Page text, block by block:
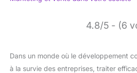
4.8/5 - (6
Dans un monde où le développement
à la survie des entreprises, traiter